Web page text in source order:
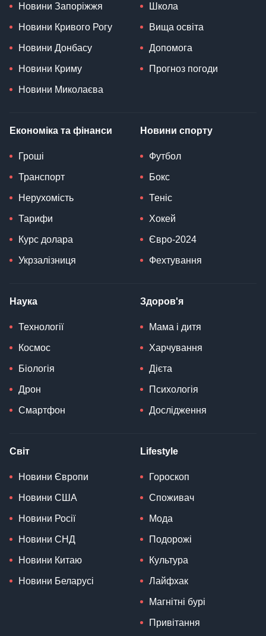
Новини Запоріжжя
Новини Кривого Рогу
Новини Донбасу
Новини Криму
Новини Миколаєва
Школа
Вища освіта
Допомога
Прогноз погоди
Економіка та фінанси
Гроші
Транспорт
Нерухомість
Тарифи
Курс долара
Укрзалізниця
Новини спорту
Футбол
Бокс
Теніс
Хокей
Євро-2024
Фехтування
Наука
Технології
Космос
Біологія
Дрон
Смартфон
Здоров'я
Мама і дитя
Харчування
Дієта
Психологія
Дослідження
Світ
Новини Європи
Новини США
Новини Росії
Новини СНД
Новини Китаю
Новини Беларусі
Lifestyle
Гороскоп
Споживач
Мода
Подорожі
Культура
Лайфхак
Магнітні бурі
Привітання